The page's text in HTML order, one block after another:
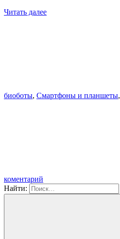
Читать далее
биоботы, Смартфоны и планшеты,
коментарий
Найти: